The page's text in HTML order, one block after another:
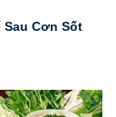
Sau Cơn Sốt